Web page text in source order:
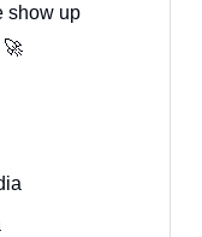
show up
🚀